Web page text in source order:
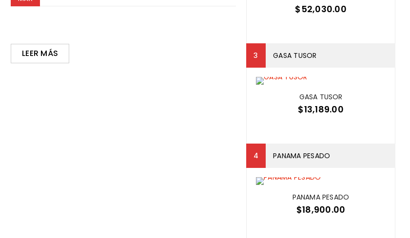
LEER MÁS LEER MÁS
$52,030.00
GASA TUSOR
GASA TUSOR
$13,189.00
PANAMA PESADO
PANAMA PESADO
$18,900.00